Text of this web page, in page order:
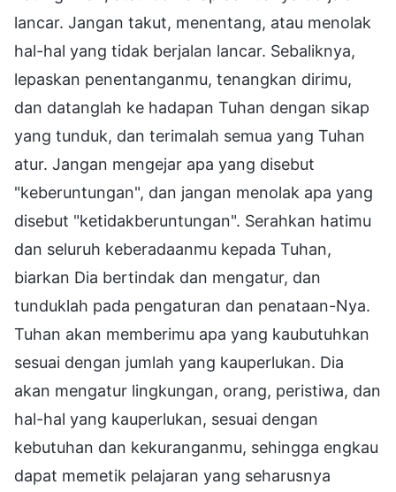
lancar. Jangan takut, menentang, atau menolak
hal-hal yang tidak berjalan lancar. Sebaliknya,
lepaskan penentanganmu, tenangkan dirimu,
dan datanglah ke hadapan Tuhan dengan sikap
yang tunduk, dan terimalah semua yang Tuhan
atur. Jangan mengejar apa yang disebut
"keberuntungan", dan jangan menolak apa yang
disebut "ketidakberuntungan". Serahkan hatimu
dan seluruh keberadaanmu kepada Tuhan,
biarkan Dia bertindak dan mengatur, dan
tunduklah pada pengaturan dan penataan-Nya.
Tuhan akan memberimu apa yang kaubutuhkan
sesuai dengan jumlah yang kauperlukan. Dia
akan mengatur lingkungan, orang, peristiwa, dan
hal-hal yang kauperlukan, sesuai dengan
kebutuhan dan kekuranganmu, sehingga engkau
dapat memetik pelajaran yang seharusnya